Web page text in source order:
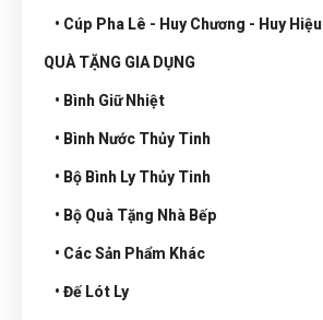
• Cúp Pha Lê - Huy Chương - Huy Hiệu
QUÀ TẶNG GIA DỤNG
• Bình Giữ Nhiệt
• Bình Nước Thủy Tinh
• Bộ Bình Ly Thủy Tinh
• Bộ Quà Tặng Nhà Bếp
• Các Sản Phẩm Khác
• Đế Lót Ly